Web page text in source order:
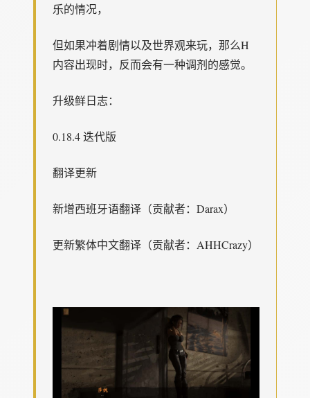
乐的情况，
但如果冲着剧情以及世界观来玩，那么H
内容出现时，反而会有一种调剂的感觉。
升级鲜日志：
0.18.4 迭代版
翻译更新
新增西班牙语翻译（贡献者：Darax）
更新繁体中文翻译（贡献者：AHHCrazy）